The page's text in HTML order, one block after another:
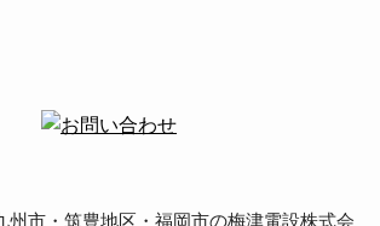
州市・筑豊地区・福岡市の梅津電設株式会